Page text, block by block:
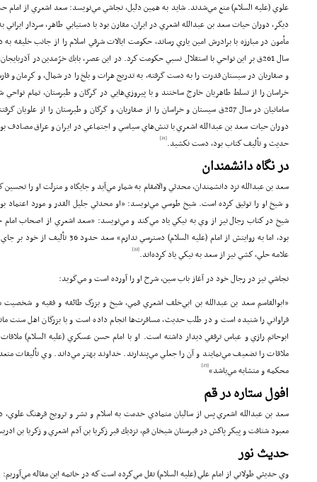
علوي (علیه السلام) منع مي‌شدند. شايد به همين دليل، نجاشي مي‌نويسد: سعد اشعري از امام
ديگر، دوران حيات سعد بن عبدالله اشعري در ايران، مقارن بود با دستيابي طاهر، سردار
مأمون در مبارزه با برادرش امين ياري رساند، حكومت ايالات شرقي اسلام را از جانب خليفه
سال 261ق بر اين نواحي با استقلال نسبي حكومت كرد. در اين عصر، بابك خرّمدين در
خراسان را از تسلط طاهريان خارج ساختند و با پيروزي‌هايي در گرگان و طبرستان، تمام نواحي
سامانيان در سال 287ق سيستان و خراسان را از صفاريان، و گرگان و طبرستان را از
دوران حيات سعد بن عبدالله اشعري با تنش‌هاي سياسي و اجتماعي در ايران و عراق مصادف
حديث و تأليف كتاب بود، دست نكشيد.[21]
در نگاه دانشمندان
سعد بن عبدالله نزد دانشمندان، محدثي والامقام به شمار مي‌آيد و جايگاه و منزلت او را
و شيخ او را توثيق كرده است. شيخ طوسي مي‌نويسد: «او محدثي جليل القدر و مورد اعتماد
شيخ در كتاب رجال نيز از وي به نيكي ياد مي‌كند و مي‌نويسد: «سعد اشعري از اصحاب
بود، اما به روايتش از امام (علیه
علامه حلي، كشي نيز از سعد به نيكي ياد كرده‌اند.[22]
نجاشي نيز در رجال خود در آغاز باب سين، شرح او را آورده است و مي‌گويد:
«ابوالقاسم سعد بن عبدالله بن ابي‌خلف اشعري قمي، شيخ و بزرگ طائفه و فقيه و شخصيت
فراواني را شنيده است و در طلب حديث، مسافرت‌ها انجام داده است و با بزرگان اهل سنت
ابوحاتم رازي و عباس ترقفي ديدار داشته است. او با امام حسن عسكري (علیه السلام)
ملاقات را تضعيف مي‌نمايند و آن را جعلي مي‌پندارند. خداوند بهتر مي‌داند. وي تأليفات
محكمه و متشابه مي‌باشد»[23]
افول ستاره در قم
معبود شتافت و پيكر پاكش در قبرستان شيخان قم، نزديك قبر زكريا بن آدم اشعري و زكريا بن
حديث نور
وي حديثي طولاني از امام علي (علیه السلام) نقل مي‌‌‌كرده است كه در خاتمه اين مقاله مي‌آوريم: